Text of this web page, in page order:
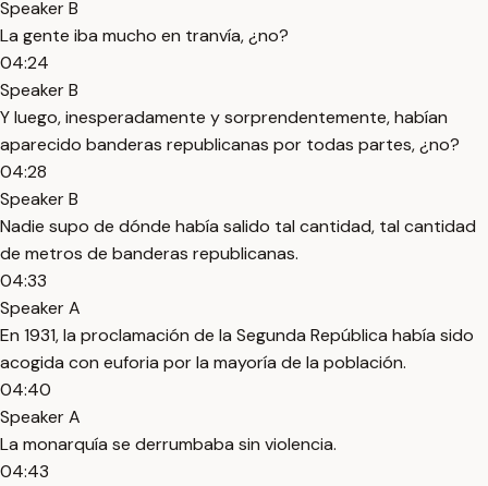
Speaker B
La gente iba mucho en tranvía, ¿no?
04:24
Speaker B
Y luego, inesperadamente y sorprendentemente, habían
aparecido banderas republicanas por todas partes, ¿no?
04:28
Speaker B
Nadie supo de dónde había salido tal cantidad, tal cantidad
de metros de banderas republicanas.
04:33
Speaker A
En 1931, la proclamación de la Segunda República había sido
acogida con euforia por la mayoría de la población.
04:40
Speaker A
La monarquía se derrumbaba sin violencia.
04:43